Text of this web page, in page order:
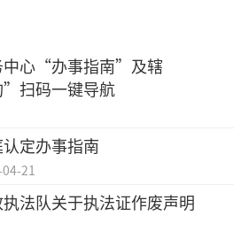
中心“办事指南”及辖
扫码一键导航
定办事指南
21
法队关于执法证作废声明